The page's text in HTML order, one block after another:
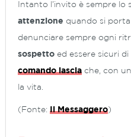
Intanto l’invito è sempre lo
attenzione quando si porta
denunciare sempre ogni
sospetto ed essere sicuri
comando lascia che, con
la vita.
(Fonte: Il Messaggero)